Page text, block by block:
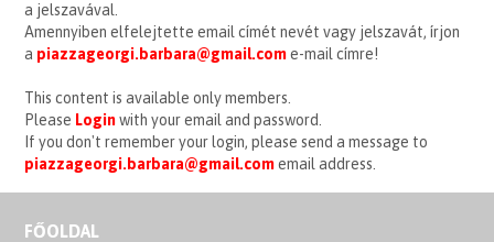
a jelszavával.
Amennyiben elfelejtette email címét nevét vagy jelszavát, írjon
a piazzageorgi.barbara@gmail.come-mail címre!
This content is available only members.
Please Loginwith your email and password.
If you don't remember your login, please send a message to
piazzageorgi.barbara@gmail.comemail address.
FŐOLDAL